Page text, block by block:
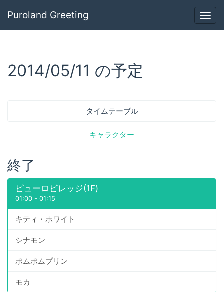
Puroland Greeting
2014/05/11 の予定
タイムテーブル
キャラクター
終了
ピューロビレッジ(1F)
01:00 - 01:15
キティ・ホワイト
シナモン
ポムポムプリン
モカ